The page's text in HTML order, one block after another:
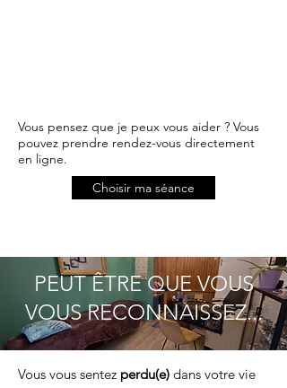
Vous pensez que je peux vous aider ? Vous
pouvez prendre rendez-vous directement
en ligne.
Choisir ma séance
PEUT ÊTRE QUE VOUS
VOUS RECONNAISSEZ...
Vous vous sentez perdu(e) dans votre vie